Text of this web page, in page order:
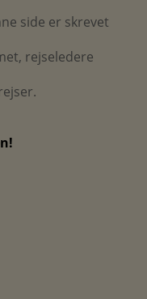
side er skrevet
rejseledere